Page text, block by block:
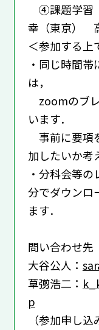
④課題学習
幸（東京）
＜参加する上
・同じ時間
は，
zoomのブ
います．
事前に要項
加したいか考
・分科会等
分でダウンロ
ます．
問い合わせ先
大谷公人：
草彅浩二：
p
（参加申し込